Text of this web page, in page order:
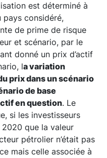
est déterminé à
pays considéré,
de prime de risque
et scénario, par le
donné un prix d’actif
la variation
prix dans un scénario
de base
en question. Le
si les investisseurs
que la valeur
pétrolier n’était pas
mais celle associée à